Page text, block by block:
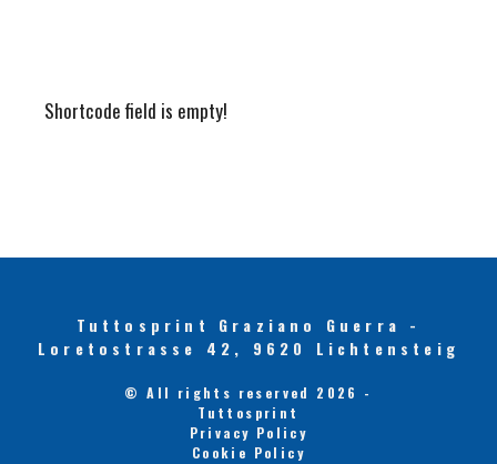
Shortcode field is empty!
Tuttosprint Graziano Guerra -
Loretostrasse 42, 9620 Lichtensteig
© All rights reserved 2026 -
Tuttosprint
Privacy Policy
Cookie Policy